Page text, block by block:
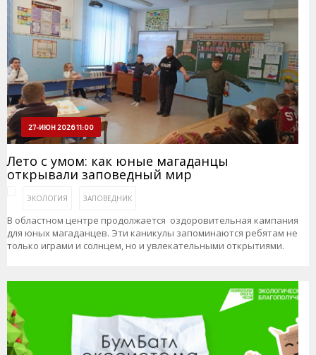
27-ИЮН 2026 11:00
Лето с умом: как юные магаданцы
открывали заповедный мир
ЭКОЛОГИЯ ЗАПОВЕДНИК
В областном центре продолжается оздоровительная кампания
для юных магаданцев. Эти каникулы запоминаются ребятам не
только играми и солнцем, но и увлекательными открытиями.